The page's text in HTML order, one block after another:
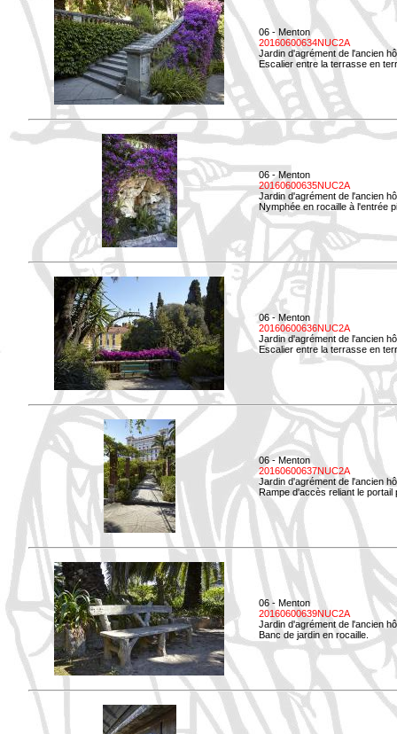
06 - Menton
20160600634NUC2A
Jardin d'agrément de l'ancien
Escalier entre la terrasse en
06 - Menton
20160600635NUC2A
Jardin d'agrément de l'ancien
Nymphée en rocaille à l'entrée
06 - Menton
20160600636NUC2A
Jardin d'agrément de l'ancien
Escalier entre la terrasse en
06 - Menton
20160600637NUC2A
Jardin d'agrément de l'ancien
Rampe d'accès reliant le portail
06 - Menton
20160600639NUC2A
Jardin d'agrément de l'ancien
Banc de jardin en rocaille.